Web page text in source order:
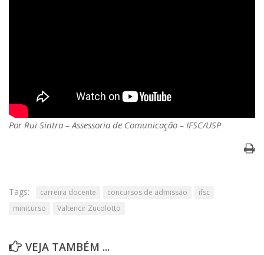
Por Rui Sintra – Assessoria de Comunicação – IFSC/USP
Tags: carreira docente concursos de admissão
ifsc
minicurso
Valtencir Zucolotto
VEJA TAMBÉM ...